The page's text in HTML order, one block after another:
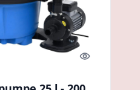
Quick look